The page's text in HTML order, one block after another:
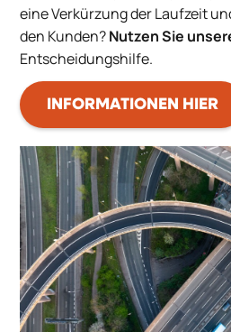
eine Verkürzung der Laufzeit
den Kunden?Nutzen Sie
Entscheidungshilfe.
INFORMATIONEN HIER